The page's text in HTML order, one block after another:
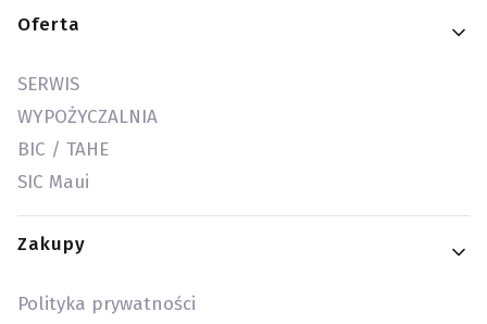
Oferta
SERWIS
WYPOŻYCZALNIA
BIC / TAHE
SIC Maui
Zakupy
Polityka prywatności